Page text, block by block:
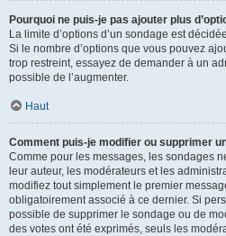
Pourquoi ne puis-je pas ajouter plus
La limite d’options d’un sondage est
Si le nombre d’options que vous pouvez
trop restreint, essayez de demander à un
possible de l’augmenter.
Haut
Comment puis-je modifier ou supprimer
Comme pour les messages, les sondages
leur auteur, les modérateurs et les
modifiez tout simplement le premier
obligatoirement associé à ce dernier. Si
possible de supprimer le sondage ou de
des votes ont été exprimés, seuls les